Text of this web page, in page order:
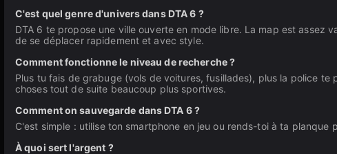
C'est quel genre d'univers dans DTA 6 ?
DTA 6 te propose une ville ouverte en mode libre. La map est assez
de se déplacer rapidement et avec style.
Comment fonctionne le niveau de recherche ?
Plus tu fais de grabuge (vols de voitures, fusillades), plus la police
choses tout de suite beaucoup plus sportives.
Comment on sauvegarde dans DTA 6 ?
C'est simple : utilise ton smartphone en jeu ou rends-toi à ta planque
À quoi sert l'argent ?